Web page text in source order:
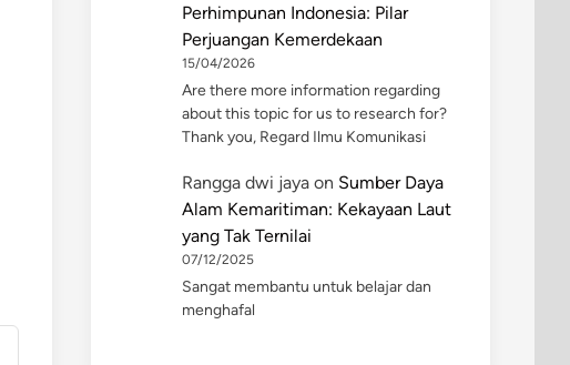
Perhimpunan Indonesia: Pilar
Perjuangan Kemerdekaan
15/04/2026
Are there more information regarding
about this topic for us to research for?
Thank you, Regard Ilmu Komunikasi
Rangga dwi jaya on Sumber Daya
Alam Kemaritiman: Kekayaan Laut
yang Tak Ternilai
07/12/2025
Sangat membantu untuk belajar dan
menghafal